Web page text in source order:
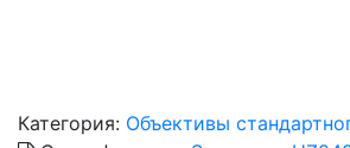
Категория: Объективы